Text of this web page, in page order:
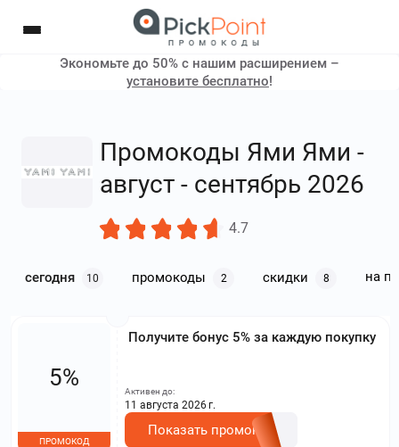
Экономьте до 50% с нашим расширением –
установите бесплатно!
Промокоды Ями Ями -
август - сентябрь 2026
4.7
сегодня 10 промокоды 2 скидки 8 на
Получите бонус 5% за каждую покупку
5%
ПРОМОКОД
Активен до:
11 августа 2026 г.
Показать промокод